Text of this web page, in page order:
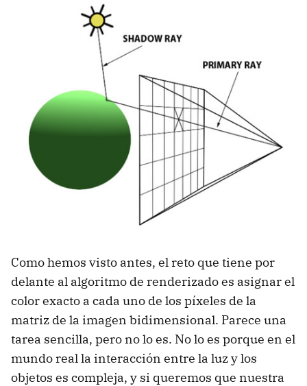
Como hemos visto antes, el reto que tiene por
delante al algoritmo de renderizado es asignar el
color exacto a cada uno de los píxeles de la
matriz de la imagen bidimensional. Parece una
tarea sencilla, pero no lo es. No lo es porque en el
mundo real la interacción entre la luz y los
objetos es compleja, y si queremos que nuestra